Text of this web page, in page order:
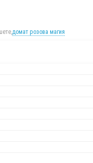
домат розова магия